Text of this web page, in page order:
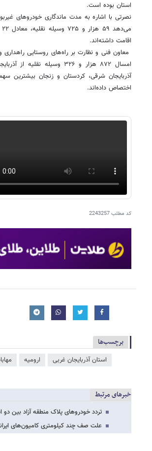
استان بوده است.
نصرتی با اشاره به مدت ماندگاری خودروهای
اقامت داشته‌اند.
معاون فنی و نظارت بر راه‌های روستایی راهداری
امسال ۸۷۲ هزار و ۳۲۶
آذربایجان شرقی، کردستان و زنجان بیشترین
اختصاص داده‌اند.
کد مطلب2243257
برچسب‌ها
استان آذربایجان غربی ارومیه
خبرهای مرتبط
تردد خودروهای پلاک منطقه آزاد بین
علت صف چند کیلومتری کامیون‌های